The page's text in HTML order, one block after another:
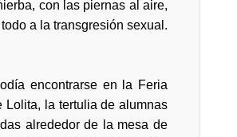
con las piernas al aire,
a la transgresión sexual.
encontrarse en la Feria
Lolita, la tertulia de alumnas
alrededor de la mesa de